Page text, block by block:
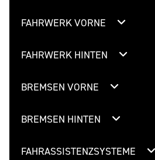
FAHRWERK VORNE
FAHRWERK HINTEN
BREMSEN VORNE
BREMSEN HINTEN
FAHRASSISTENZSYSTEME